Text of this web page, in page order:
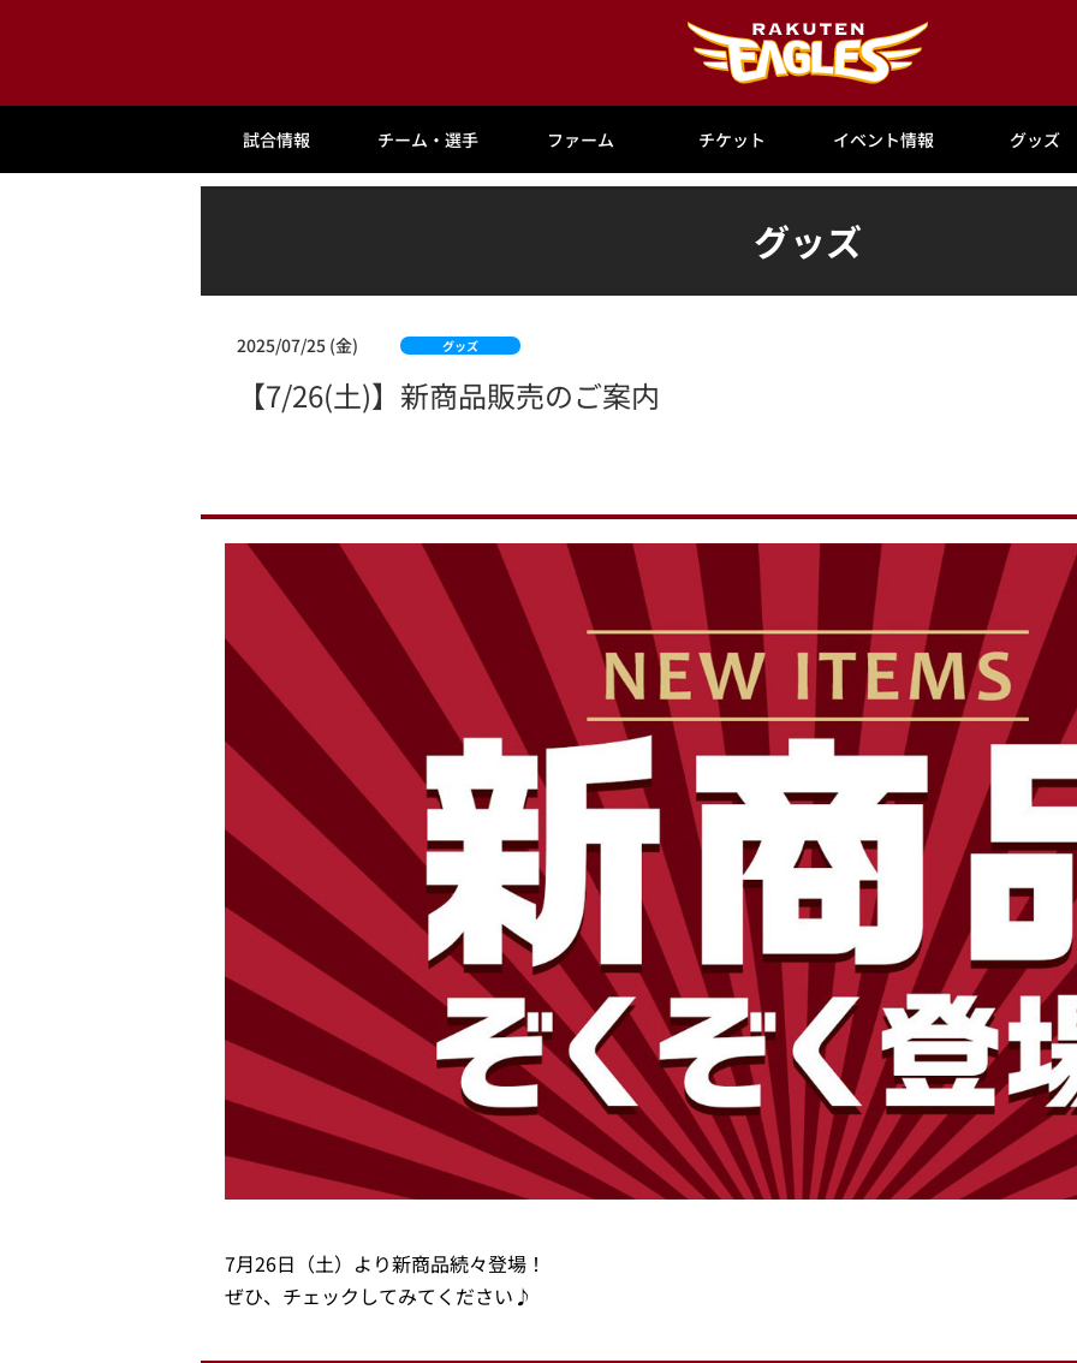
試合情報 チーム・選手 ファーム チケット イベント情報 グッズ
グッズ
2025/07/25 (金) グッズ
【7/26(土)】新商品販売のご案内
7月26日（土）より新商品続々登場！
ぜひ、チェックしてみてください♪